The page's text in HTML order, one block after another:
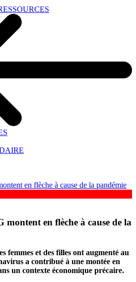
montent en flèche à cause de la
femmes et des filles ont augmenté au
a contribué à une montée en
un contexte économique précaire.